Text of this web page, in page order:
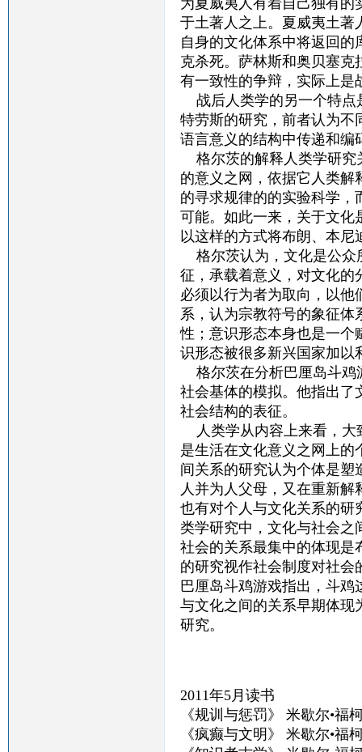
为夏威夷人有着自己独有的
于土著人之上。夏威夷土著
自身的文化体系中将返回
克杀死。萨林斯和奥贝塞
有一致性的争辩，实际上是
战后人类学的另一个特点
特劳斯的研究，前者认为不
语言意义的结构中传递和编
格尔茨的解释人类学研究
的意义之网，依据它人类解
的寻求规律的的实验科学，
可能。如此一来，关于文化
以这样的方式将布朗、本尼
格尔茨认为，文化是公众
征，承载着意义，对文化的
必须以行为者为取向，以他
系，认为宗教符号的象征体
性；意识形态本身也是一个
识形态被很多新兴国家加以
格尔茨在分析巴厘岛斗鸡
社会基体的模拟。他指出了
社会结构的表征。
人类学从内容上来看，大
是生活在文化意义之网上的
间关系的研究认为个体是塑
人并为人父母，又在重新
也有对个人与文化关系的研
类学研究中，文化与社会之
社会的关系最集中的体现是
的研究视作社会制度对社会
巴厘岛斗鸡游戏指出，斗
与文化之间的关系早期体现
研究。
2011年5月读书
《规训与惩罚》 米歇尔•福
《疯癫与文明》 米歇尔•福